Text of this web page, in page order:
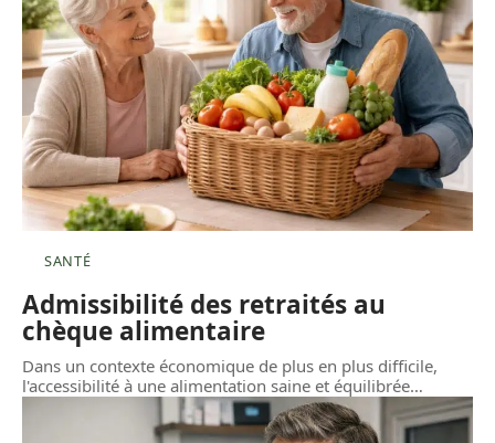
SANTÉ
Admissibilité des retraités au
chèque alimentaire
Dans un contexte économique de plus en plus difficile,
l'accessibilité à une alimentation saine et équilibrée…